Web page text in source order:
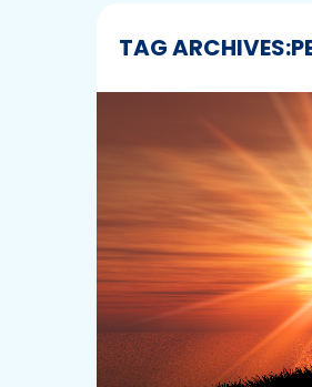
TAG ARCHIVES: